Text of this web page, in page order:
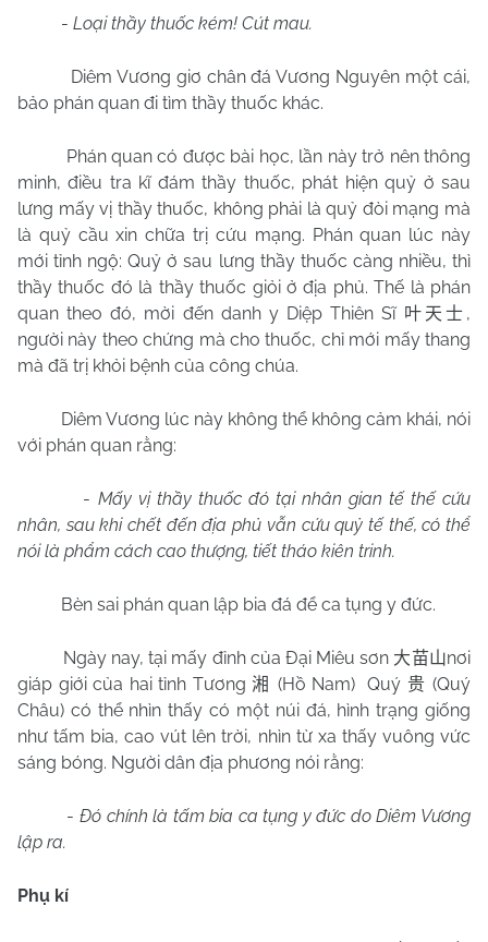
- Loại thầy thuốc kém! Cút mau.
Diêm Vương giơ chân đá Vương Nguyên một cái,
bảo phán quan đi tìm thầy thuốc khác.
Phán quan có được bài học, lần này trở nên thông
minh, điều tra kĩ đám thầy thuốc, phát hiện quỷ ở sau
lưng mấy vị thầy thuốc, không phải là quỷ đòi mạng mà
là quỷ cầu xin chữa trị cứu mạng. Phán quan lúc này
mới tỉnh ngộ: Quỷ ở sau lưng thầy thuốc càng nhiều, thì
thầy thuốc đó là thầy thuốc giỏi ở địa phủ. Thế là phán
quan theo đó, mời đến danh y Diệp Thiên Sĩ 叶天士 ,
người này theo chứng mà cho thuốc, chỉ mới mấy thang
mà đã trị khỏi bệnh của công chúa.
Diêm Vương lúc này không thể không cảm khái, nói
với phán quan rằng:
- Mấy vị thầy thuốc đó tại nhân gian tế thế cứu
nhân, sau khi chết đến địa phủ vẫn cứu quỷ tế thế, có thể
nói là phẩm cách cao thượng, tiết tháo kiên trinh.
Bèn sai phán quan lập bia đá để ca tụng y đức.
Ngày nay, tại mấy đỉnh của Đại Miêu sơn 大苗山nơi
giáp giới của hai tỉnh Tương湘 (Hồ Nam) Quý 贵 (Quý
Châu) có thể nhìn thấy có một núi đá, hình trạng giống
như tấm bia, cao vút lên trời, nhìn từ xa thấy vuông vức
sáng bóng. Người dân địa phương nói rằng:
-Đó chính là tấm bia ca tụng y đức do Diêm Vương
lập ra.
Phụ kí